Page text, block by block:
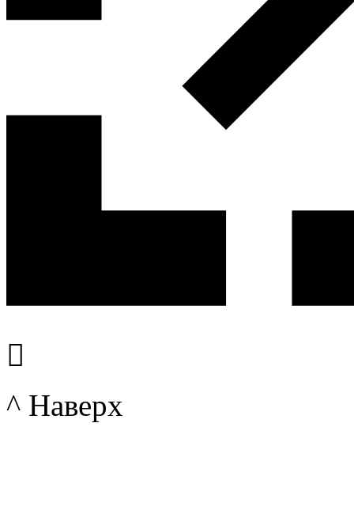

^ Наверх